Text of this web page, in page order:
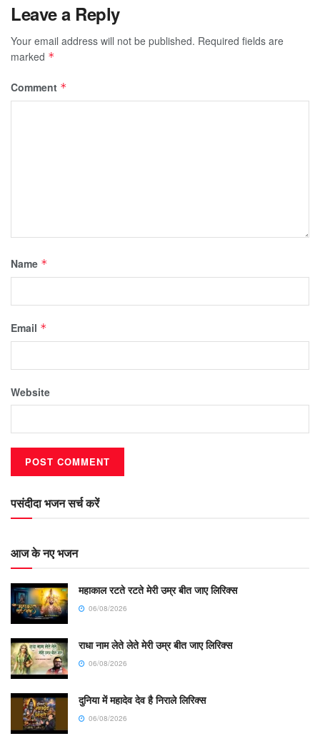
Leave a Reply
Your email address will not be published. Required fields are
marked *
Comment *
Name *
Email *
Website
पसंदीदा भजन सर्च करें
आज के नए भजन
महाकाल रटते रटते मेरी उम्र बीत जाए लिरिक्स
06/08/2026
राधा नाम लेते लेते मेरी उम्र बीत जाए लिरिक्स
06/08/2026
दुनिया में महादेव देव है निराले लिरिक्स
06/08/2026